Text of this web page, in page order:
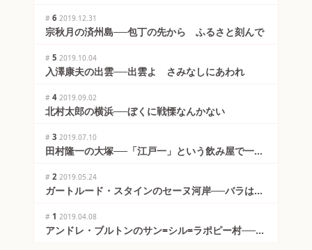
# 6 2019.12.31
宗秋月の済州島──包丁の先から ふるさと刻んで
# 5 2019.10.04
入澤康夫の出雲──出雲よ さみなしにあわれ
# 4 2019.09.02
北村太郎の横浜──ぼくに戦慄なんかない
# 3 2019.07.10
田村隆一の大塚──「江戸一」という飲み屋で一杯
# 2 2019.05.24
ガートルード・スタインのセーヌ河岸──バラはバ
# 1 2019.04.08
アンドレ・ブルトンのサン=シル=ラポピー村──詩